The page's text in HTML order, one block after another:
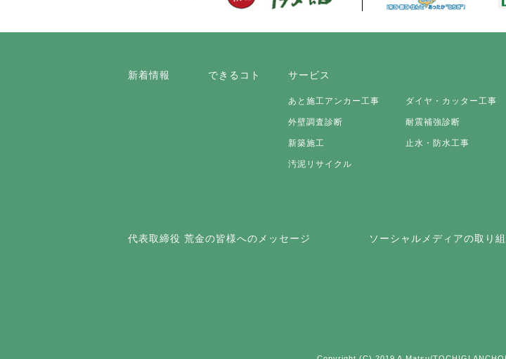
新着情報 できるコト サービス
あと施工アンカー工事 ダイヤ・カッター工事
外壁調査診断 耐震補強診断
新築施工 止水・防水工事
汚泥リサイクル
代表取締役 荒金の皆様へのメッセージ ソーシャルメディアの取り